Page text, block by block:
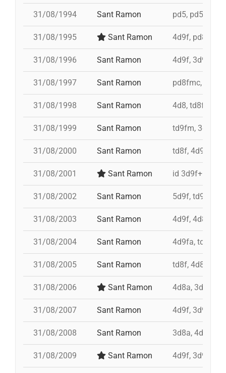
31/08/1994 Sant Ramon pd5, pd5, pd5,
31/08/1995 Sant Ramon 4d9f, pd8fmc,
31/08/1996 Sant Ramon 4d9f, 3d9f,
31/08/1997 Sant Ramon pd8fmc, td8f,
31/08/1998 Sant Ramon 4d8, td8f,
31/08/1999 Sant Ramon td9fm, 3d9f,
31/08/2000 Sant Ramon td8f, 4d9f,
31/08/2001 Sant Ramon id 3d9f+id
31/08/2002 Sant Ramon 5d9f, td9fm,
31/08/2003 Sant Ramon 4d9f, 4d8a,
31/08/2004 Sant Ramon 4d9fa, td9fm,
31/08/2005 Sant Ramon td8f, 4d8a,
31/08/2006 Sant Ramon 4d8a, 3d8,
31/08/2007 Sant Ramon 4d9f, 3d9f,
31/08/2008 Sant Ramon 3d8a, 4d9f,
31/08/2009 Sant Ramon 4d9f, 3d9fa,